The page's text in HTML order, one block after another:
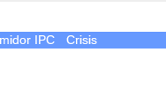
IPC Crisis